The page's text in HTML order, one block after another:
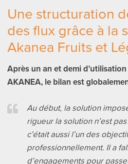
Une structuration
des flux grâce à la
Akanea Fruits et
Après un an et demi
AKANEA, le bilan est
Au début, la solution
rigueur la solution n’est
c’était aussi l’un des
professionnellement. Il a
d’engagements pour